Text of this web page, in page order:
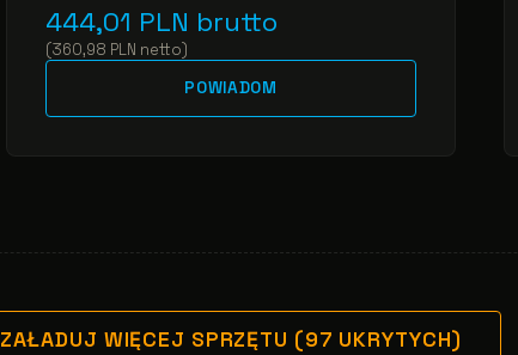
444,01 PLN brutto
(360,98 PLN netto)
POWIADOM
ZAŁADUJ WIĘCEJ SPRZĘTU (97 UKRYTYCH)